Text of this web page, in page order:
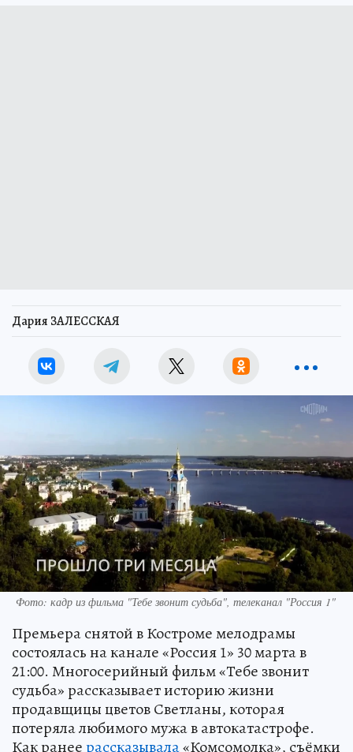
Фото: кадр из фильма "Тебе звонит судьба", телеканал "Россия 1"
Премьера снятой в Костроме мелодрамы
состоялась на канале «Россия 1» 30 марта в
21:00. Многосерийный фильм «Тебе звонит
судьба» рассказывает историю жизни
продавщицы цветов Светланы, которая